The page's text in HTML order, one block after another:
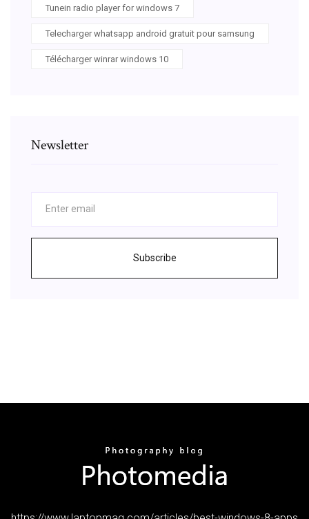
Tunein radio player for windows 7
Telecharger whatsapp android gratuit pour samsung
Télécharger winrar windows 10
Newsletter
Subscribe